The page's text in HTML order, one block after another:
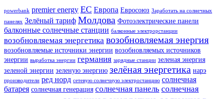
powerbank premier energy ЕС Европа Евросоюз Заработать на солнечных
панелях Зелёный тариф Молдова Фотоэлектрические панели
балконные солнечные станции балконные электрорстанции
возобновляемая энергетика возобновляемая энергия
возобновляемые источники энергии возобновляемых источников
энергии выработка энергии германия зарядные станции зеленая энергия
зеленой энергии зеленую энергию зелёная энергетика нарэ
производители ред норд сетевую солнечную электростанцию солнечная
батарея солнечная генерация солнечная панель солнечная